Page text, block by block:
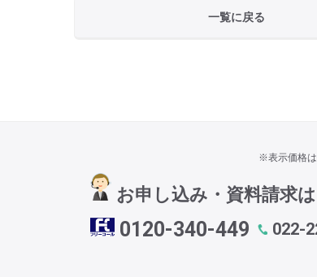
一覧に戻る
※表示価格
お申し込み・資料請求
0120-340-449 022-